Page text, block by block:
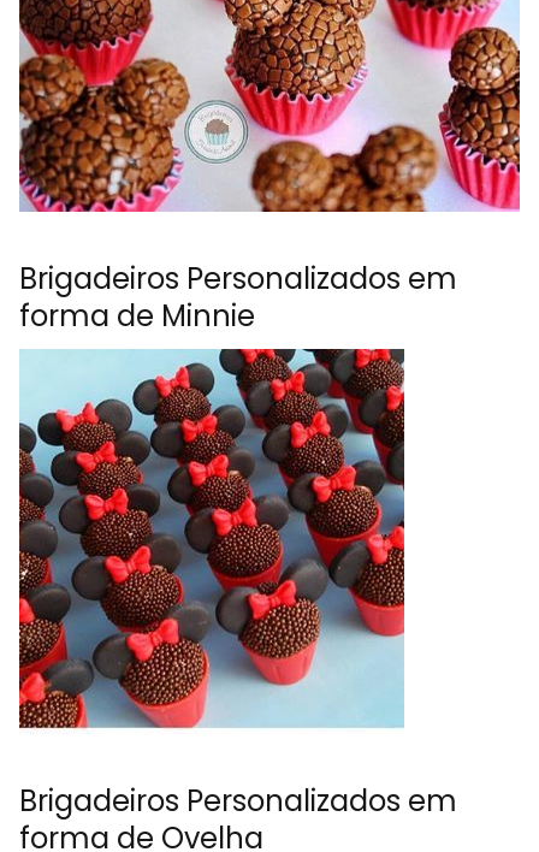
Brigadeiros Personalizados em
forma de Minnie
Brigadeiros Personalizados em
forma de Ovelha